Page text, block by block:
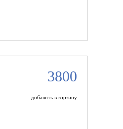
3800
добавить в корзину